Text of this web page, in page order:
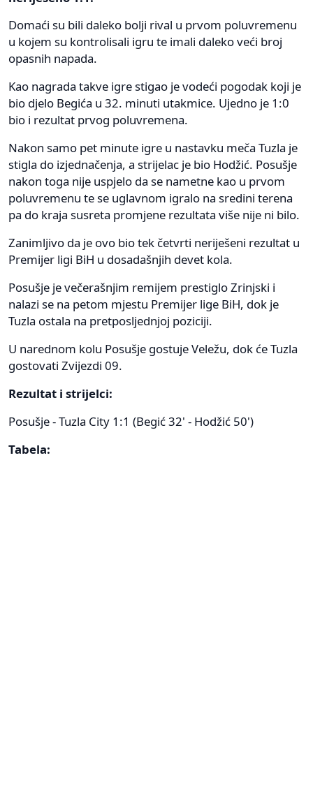
Domaći su bili daleko bolji rival u prvom poluvremenu
u kojem su kontrolisali igru te imali daleko veći broj
opasnih napada.
Kao nagrada takve igre stigao je vodeći pogodak koji je
bio djelo Begića u 32. minuti utakmice. Ujedno je 1:0
bio i rezultat prvog poluvremena.
Nakon samo pet minute igre u nastavku meča Tuzla je
stigla do izjednačenja, a strijelac je bio Hodžić. Posušje
nakon toga nije uspjelo da se nametne kao u prvom
poluvremenu te se uglavnom igralo na sredini terena
pa do kraja susreta promjene rezultata više nije ni bilo.
Zanimljivo da je ovo bio tek četvrti neriješeni rezultat u
Premijer ligi BiH u dosadašnjih devet kola.
Posušje je večerašnjim remijem prestiglo Zrinjski i
nalazi se na petom mjestu Premijer lige BiH, dok je
Tuzla ostala na pretposljednjoj poziciji.
U narednom kolu Posušje gostuje Veležu, dok će Tuzla
gostovati Zvijezdi 09.
Rezultat i strijelci:
Posušje - Tuzla City 1:1 (Begić 32' - Hodžić 50')
Tabela: